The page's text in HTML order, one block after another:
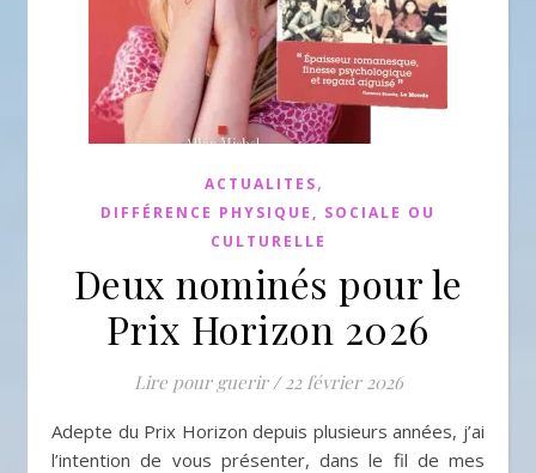
ACTUALITES,
DIFFÉRENCE PHYSIQUE, SOCIALE OU
CULTURELLE
Deux nominés pour le
Prix Horizon 2026
Lire pour guerir / 22 février 2026
Adepte du Prix Horizon depuis plusieurs années, j’ai
l’intention de vous présenter, dans le fil de mes